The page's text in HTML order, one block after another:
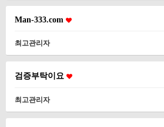
Man-333.com
최고관리자
검증부탁이요
최고관리자